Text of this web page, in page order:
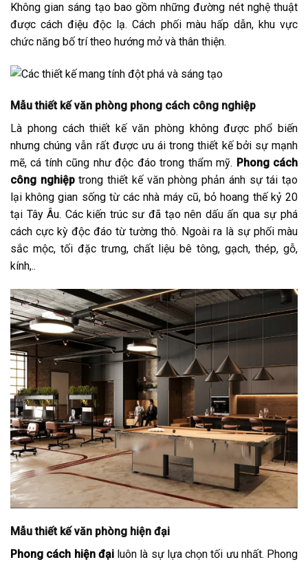
Không gian sáng tạo bao gồm những đường nét nghệ thuật
được cách điệu độc lạ. Cách phối màu hấp dẫn, khu vực
chức năng bố trí theo hướng mở và thân thiện.
Mẫu thiết kế văn phòng phong cách công nghiệp
Là phong cách thiết kế văn phòng không được phổ biến
nhưng chúng vẫn rất được ưu ái trong thiết kế bởi sự mạnh
mẽ, cá tính cũng như độc đáo trong thẩm mỹ. Phong cách
công nghiệptrong thiết kế văn phòng phản ánh sự tái tạo
lại không gian sống từ các nhà máy cũ, bỏ hoang thế kỷ 20
tại Tây Âu. Các kiến trúc sư đã tạo nên dấu ấn qua sự phá
cách cực kỳ độc đáo từ tường thô. Ngoài ra là sự phối màu
sắc mộc, tối đặc trưng, chất liệu bê tông, gạch, thép, gỗ,
kính,..
Mẫu thiết kế văn phòng hiện đại
Phong cách hiện đạiluôn là sự lựa chọn tối ưu nhất. Phong